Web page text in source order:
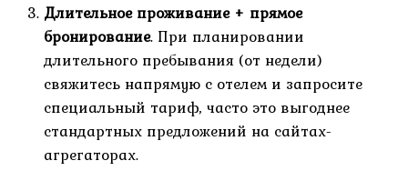
Длительное проживание + прямое
бронирование. При планировании
длительного пребывания (от недели)
свяжитесь напрямую с отелем и запросите
специальный тариф, часто это выгоднее
стандартных предложений на сайтах-
агрегаторах.